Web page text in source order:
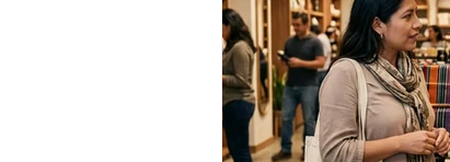
Estudios de mercado